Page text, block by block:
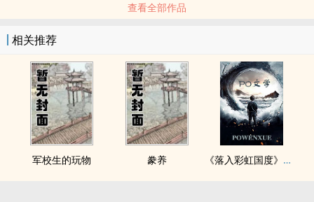
查看全部作品
相关推荐
军校生的玩物 豢养 《落入彩虹国度》穿越+西幻+言情